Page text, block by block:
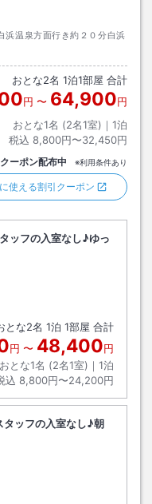
浜温泉方面行き約２０分白浜
おとな2名 1泊1部屋 合計
円 〜 64,900円
おとな1名 (2名1室)｜ 1泊
税込 8,800円〜32,450円
ーポン配布中 ※利用条件あり
使える割引クーポン
ッフの入室なし♪ゆっ
とな2名 1泊 1部屋 合計
円 〜 48,400円
おとな1名 (2名1室)｜ 1泊
込 8,800円〜24,200円
タッフの入室なし♪朝